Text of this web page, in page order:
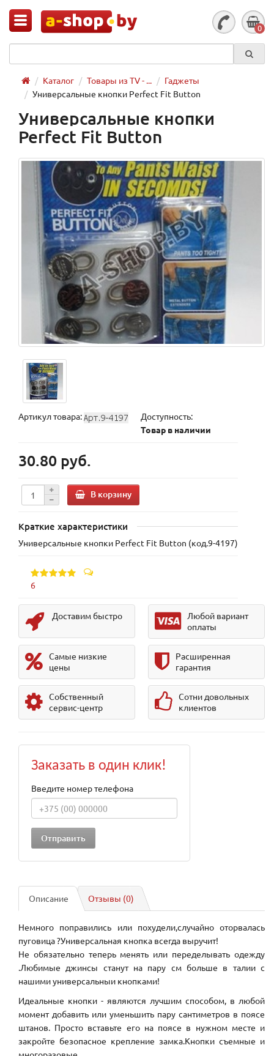
0
Каталог Товары из TV - ...
Гаджеты
Универсальные кнопки Perfect Fit Button
Универсальные кнопки
Perfect Fit Button
Артикул товара:
Доступность:
Товар в наличии
30.80 руб.
В корзину
Краткие характеристики
Универсальные кнопки Perfect Fit Button (код.9-4197)
6
Доставим быстро
Любой вариант
оплаты
Самые низкие
цены
Расширенная
гарантия
Собственный
сервис-центр
Сотни довольных
клиентов
Заказать в один клик!
Введите номер телефона
Описание Отзывы (0)
Немного поправились или похудели,случайно оторвалась
пуговица ?Универсальная кнопка всегда выручит!
Не обязательно теперь менять или переделывать одежду
.Любимые джинсы станут на пару см больше в талии с
нашими универсальныи кнопками!
Идеальные кнопки - являются лучшим способом, в любой
момент добавить или уменьшить пару сантиметров в поясе
штанов. Просто вставьте его на поясе в нужном месте и
закройте безопасное крепление замка.Кнопки съемные и